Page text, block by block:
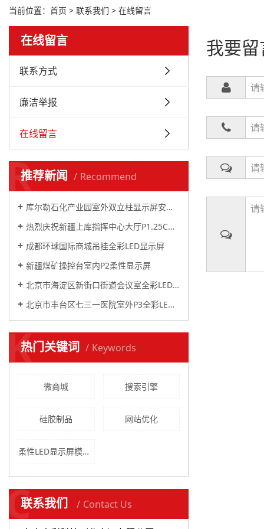
当前位置： 首页 > 联系我们 > 在线留言
在线留言
联系方式
廉洁举报
在线留言
推荐新闻 Recommend
R
库尔勒石化产业园室外双立柱显示屏安装完毕
热烈庆祝新疆上库指挥中心大厅P1.25COB全彩显示屏顺利竣工
成都环球国际商城吊挂全彩LED显示屏
新疆煤矿操控台室内P2柔性显示屏
北京市海淀区新街口街道会议室全彩LED显示屏竣工
北京市丰台区七三一医院室外P3全彩LED显示屏顺利竣工
热门关键词 Keywords
K
微商城 搜索引擎
硅胶制品 网站优化
柔性LED显示屏模组能根据需要拼接弧形屏，圆柱， 曲面等显示屏
联系我们 Contact Us
C
我要